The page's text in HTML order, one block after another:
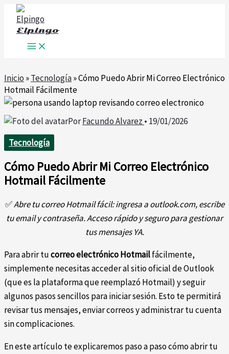
contenido
Elpingo
Inicio »Tecnología»Cómo Puedo Abrir Mi Correo Electrónico
Hotmail Fácilmente
PorFacundo Alvarez • 19/01/2026
Tecnología
Cómo Puedo Abrir Mi Correo Electrónico
Hotmail Fácilmente
✅Abre tu correo Hotmail fácil: ingresa a outlook.com, escribe
tu email y contraseña. Acceso rápido y seguro para gestionar
tus mensajes YA.
Para abrir tucorreo electrónico Hotmailfácilmente,
simplemente necesitas acceder al sitio oficial de Outlook
(que es la plataforma que reemplazó Hotmail) y seguir
algunos pasos sencillos para iniciar sesión. Esto te permitirá
revisar tus mensajes, enviar correos y administrar tu cuenta
sin complicaciones.
En este artículo te explicaremos paso a paso cómo abrir tu